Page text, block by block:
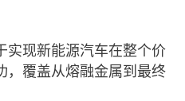
实现新能源汽车在整个价
，覆盖从熔融金属到最终